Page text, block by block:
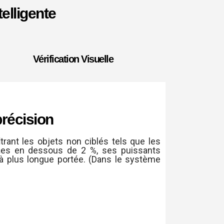
Vérification Visuelle
les objets non ciblés tels que les
en dessous de 2 %, ses puissants
plus longue portée. (Dans le système